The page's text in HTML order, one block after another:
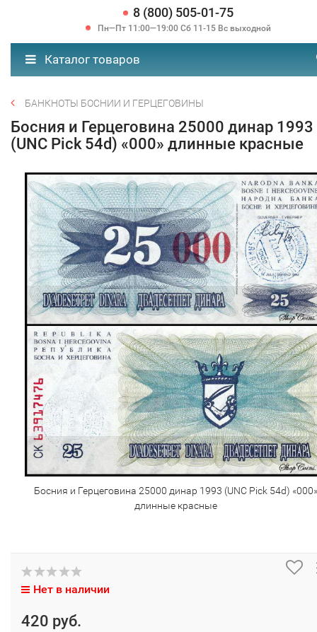
8 (800) 505-01-75
Пн—Пт 11:00—19:00 Сб 11-15 Вс выходной
Каталог товаров
БАНКНОТЫ БОСНИИ И ГЕРЦЕГОВИНЫ
Босния и Герцеговина 25000 динар 1993
(UNC Pick 54d) «000» длинные красные
Босния и Герцеговина 25000 динар 1993 (UNC Pick 54d) «000»
длинные красные
Нет в наличии
420 руб.